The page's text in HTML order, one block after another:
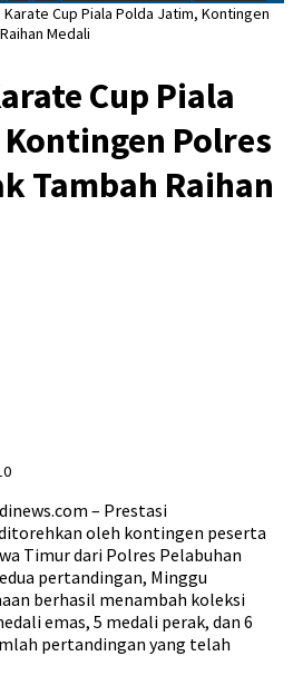
Karate Cup Piala Polda Jatim, Kontingen
Medali
Cup Piala
Polres
Tambah Raihan
– Prestasi
oleh kontingen peserta
Timur dari Polres Pelabuhan
pertandingan, Minggu
berhasil menambah koleksi
emas, 5 medali perak, dan 6
pertandingan yang telah